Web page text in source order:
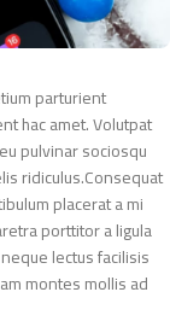
parturient
hac amet. Volutpat
pulvinar sociosqu
ridiculus.Consequat
placerat a mi
porttitor a ligula
lectus facilisis
montes mollis ad